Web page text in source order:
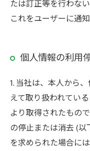
たは訂正等を行わな
これをユーザーに通知
個人情報の利用
1. 当社は、本人から
えて取り扱われてい
より取得されたもの
の停止または消去 (
を求められた場合に